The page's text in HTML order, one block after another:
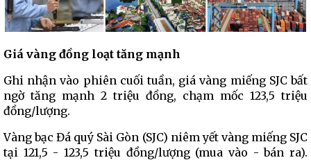
Giá vàng đồng loạt tăng mạnh
Ghi nhận vào phiên cuối tuần, giá vàng miếng SJC bất
ngờ tăng mạnh 2 triệu đồng, chạm mốc 123,5 triệu
đồng/lượng.
Vàng bạc Đá quý Sài Gòn (SJC) niêm yết vàng miếng SJC
tại 121,5 - 123,5 triệu đồng/lượng (mua vào - bán ra).